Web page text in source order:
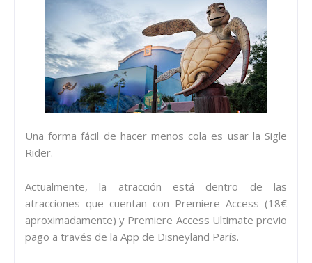
Una forma fácil de hacer menos cola es usar la Sigle
Rider.
Actualmente, la atracción está dentro de las
atracciones que cuentan con Premiere Access (18€
aproximadamente) y Premiere Access Ultimate previo
pago a través de la App de Disneyland París.